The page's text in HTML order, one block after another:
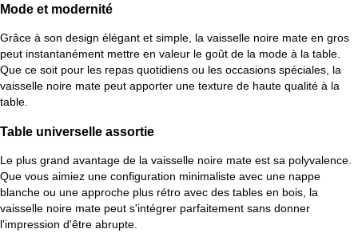
Mode et modernité
Grâce à son design élégant et simple, la vaisselle noire mate en gros
peut instantanément mettre en valeur le goût de la mode à la table.
Que ce soit pour les repas quotidiens ou les occasions spéciales, la
vaisselle noire mate peut apporter une texture de haute qualité à la
table.
Table universelle assortie
Le plus grand avantage de la vaisselle noire mate est sa polyvalence.
Que vous aimiez une configuration minimaliste avec une nappe
blanche ou une approche plus rétro avec des tables en bois, la
vaisselle noire mate peut s'intégrer parfaitement sans donner
l'impression d'être abrupte.